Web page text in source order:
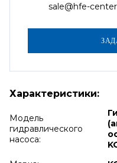
sale@hfe-
Характеристики:
Модель
гидравлического
насоса: